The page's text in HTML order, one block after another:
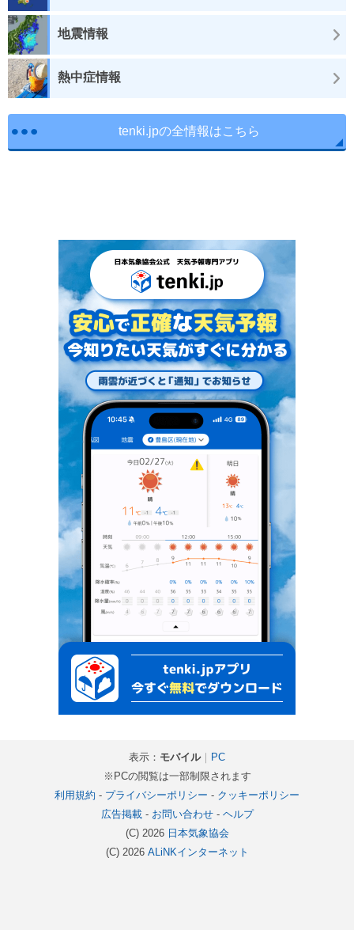
地震情報
熱中症情報
tenki.jpの全情報はこちら
表示： モバイル｜
PC
※PCの閲覧は一部制限されます
利用規約 - プライバシーポリシー - クッキーポリシー
広告掲載- お問い合わせ- ヘルプ
(C) 2026 日本気象協会
(C) 2026 ALiNKインターネット